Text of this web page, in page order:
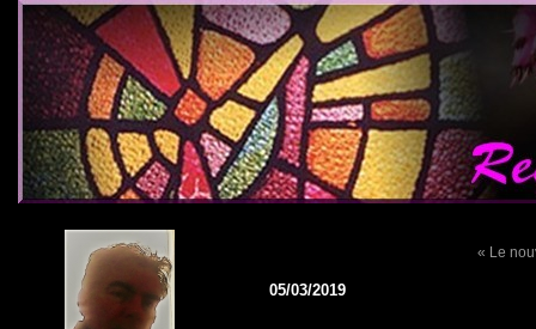
« Le
05/03/2019